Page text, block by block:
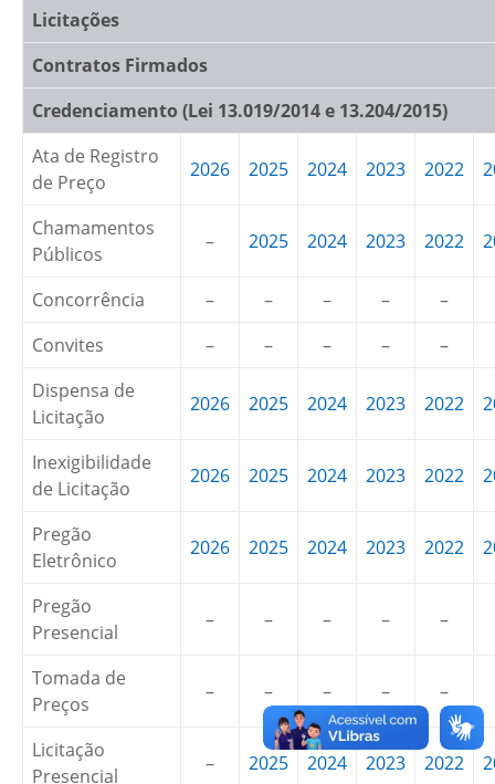
Licitações
Contratos Firmados
Credenciamento (Lei 13.019/2014 e 13.204/2015)
Ata de Registro
de Preço
2026 2025 2024 2023 2022
Chamamentos
Públicos
– 2025 2024 2023 2022
Concorrência – – – –
–
Convites
– – – –
–
Dispensa de
Licitação
2026 2025 2024 2023 2022
Inexigibilidade
de Licitação
2026 2025 2024 2023 2022
Pregão
Eletrônico
2026 2025 2024 2023 2022
Pregão
Presencial
– – – – –
Tomada de
Preços
– – – – –
Licitação
Presencial
– 2025 2024 2023 2022